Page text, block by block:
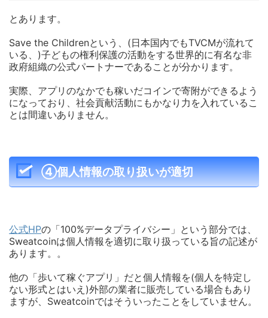
とあります。
Save the Childrenという、(日本国内でもTVCMが流れて
いる、)子どもの権利保護の活動をする世界的に有名な非
政府組織の公式パートナーであることが分かります。
実際、アプリのなかでも稼いだコインで寄附ができるよう
になっており、社会貢献活動にもかなり力を入れているこ
とは間違いありません。
④個人情報の取り扱いが適切
公式HPの「100%データプライバシー」という部分では、
Sweatcoinは個人情報を適切に取り扱っている旨の記述が
あります。。
他の「歩いて稼ぐアプリ」だと個人情報を(個人を特定し
ない形式とはいえ)外部の業者に販売している場合もあり
ますが、Sweatcoinではそういったことをしていません。